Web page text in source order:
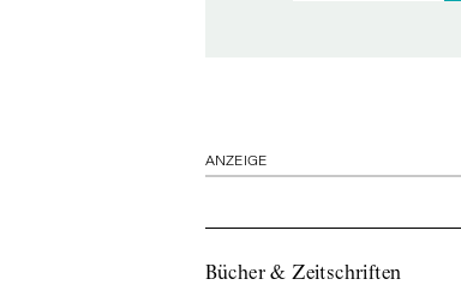
ANZEIGE
Bücher & Zeitschriften